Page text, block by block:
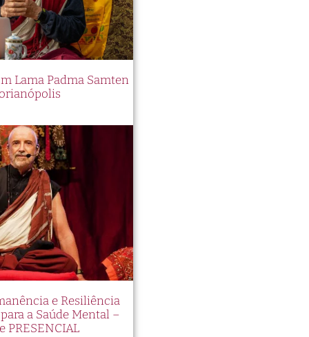
Lama Padma Samten
e Resiliência
a Saúde Mental –
PRESENCIAL